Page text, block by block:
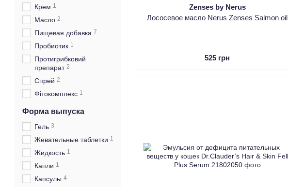
Zenses by Nerus
Лососевое масло Nerus Zenses Salmon oil
525 грн
Крем 1
Масло 2
Пищевая добавка 7
Пробиотик 1
Протигрибковий
препарат 2
Спрей 2
Фітокомплекс 1
Форма выпуска
Гель 3
Жевательные таблетки 1
Жидкость 1
Капли 1
Капсулы 4